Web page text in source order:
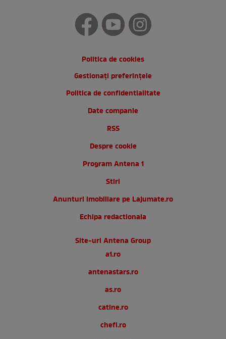
Politica de cookies
Gestionați preferințele
Politica de confidentialitate
Date companie
RSS
Despre cookie
Program Antena 1
Stiri
Anunturi imobiliare pe Lajumate.ro
Echipa redactionala
Site-uri Antena Group
a1.ro
antenastars.ro
as.ro
catine.ro
chefi.ro